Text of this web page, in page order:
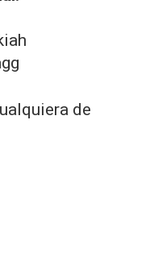
de